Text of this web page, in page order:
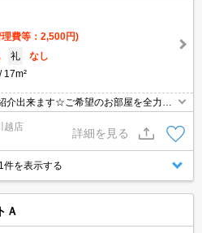
理費等：2,500円)
礼
なし
17m²
介出来ます☆ご希望のお部屋を全力で
越店
詳細を見る
件を表示する
Ａ